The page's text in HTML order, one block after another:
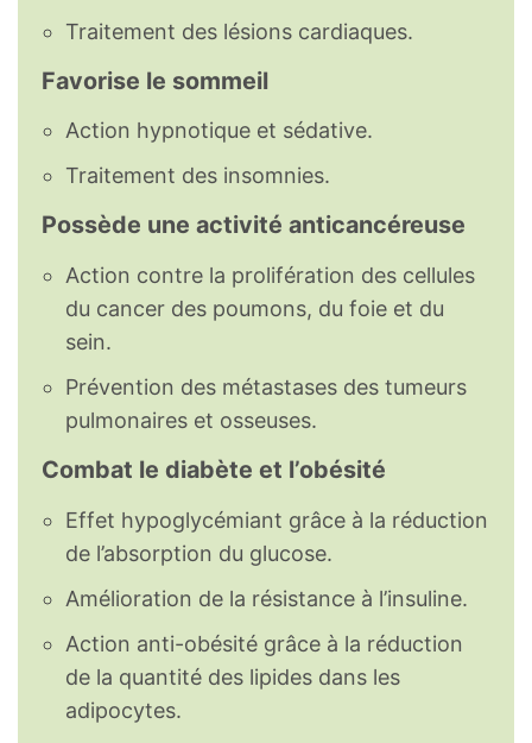
Traitement des lésions cardiaques.
Favorise le sommeil
Action hypnotique et sédative.
Traitement des insomnies.
Possède une activité anticancéreuse
Action contre la prolifération des cellules
du cancer des poumons, du foie et du
sein.
Prévention des métastases des tumeurs
pulmonaires et osseuses.
Combat le diabète et l’obésité
Effet hypoglycémiant grâce à la réduction
de l’absorption du glucose.
Amélioration de la résistance à l’insuline.
Action anti-obésité grâce à la réduction
de la quantité des lipides dans les
adipocytes.